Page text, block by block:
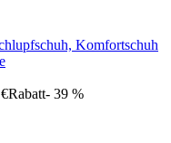
Komfortschuh
Rabatt- 39 %